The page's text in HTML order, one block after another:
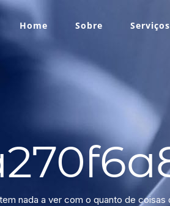
Home Sobre Serviços
nada a ver com o quanto de